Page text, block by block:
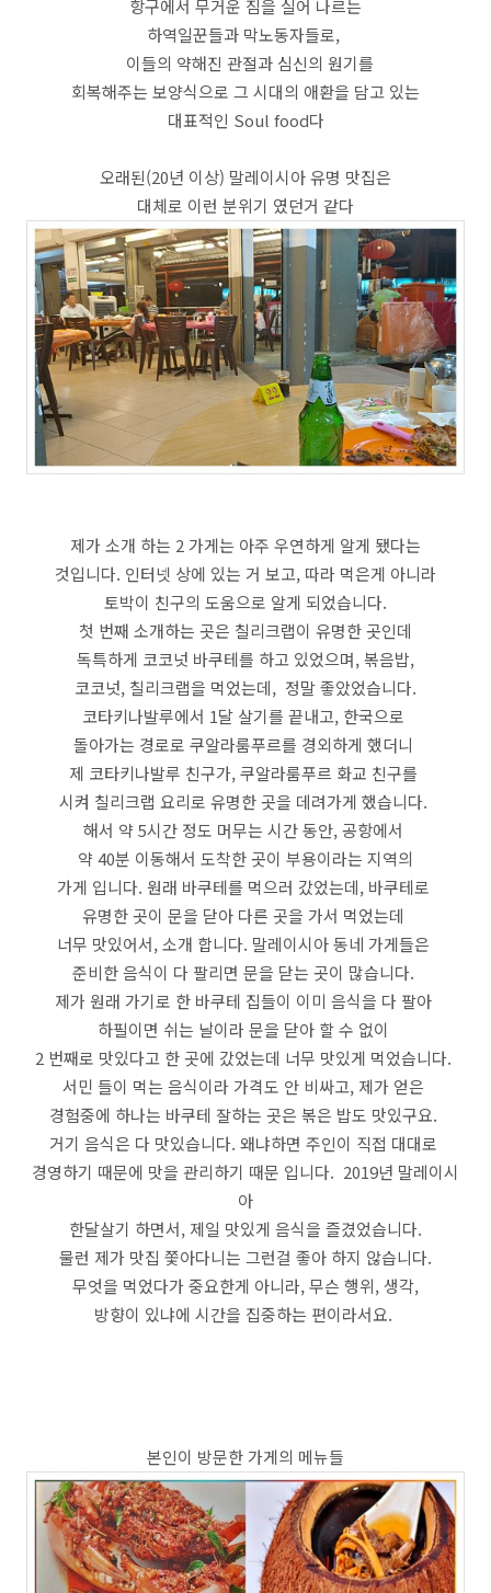
항구에서 무거운 짐을 실어 나르는
하역일꾼들과 막노동자들로,
이들의 약해진 관절과 심신의 원기를
회복해주는 보양식으로 그 시대의 애환을 담고 있는
대표적인 Soul food다
오래된(20년 이상) 말레이시아 유명 맛집은
대체로 이런 분위기 였던거 같다
제가 소개 하는 2 가게는 아주 우연하게 알게 됐다는
것입니다. 인터넷 상에 있는 거 보고, 따라 먹은게 아니라
토박이 친구의 도움으로 알게 되었습니다.
첫 번째 소개하는 곳은 칠리크랩이 유명한 곳인데
독특하게 코코넛 바쿠테를 하고 있었으며, 볶음밥,
코코넛, 칠리크랩을 먹었는데, 정말 좋았었습니다.
코타키나발루에서 1달 살기를 끝내고, 한국으로
돌아가는 경로로 쿠알라룸푸르를 경외하게 했더니
제 코타키나발루 친구가, 쿠알라룸푸르 화교 친구를
시켜 칠리크랩 요리로 유명한 곳을 데려가게 했습니다.
해서 약 5시간 정도 머무는 시간 동안, 공항에서
약 40분 이동해서 도착한 곳이 부용이라는 지역의
가게 입니다. 원래 바쿠테를 먹으러 갔었는데, 바쿠테로
유명한 곳이 문을 닫아 다른 곳을 가서 먹었는데
너무 맛있어서, 소개 합니다. 말레이시아 동네 가게들은
준비한 음식이 다 팔리면 문을 닫는 곳이 많습니다.
제가 원래 가기로 한 바쿠테 집들이 이미 음식을 다 팔아
하필이면 쉬는 날이라 문을 닫아 할 수 없이
2 번째로 맛있다고 한 곳에 갔었는데 너무 맛있게 먹었습니다.
서민 들이 먹는 음식이라 가격도 안 비싸고, 제가 얻은
경험중에 하나는 바쿠테 잘하는 곳은 볶은 밥도 맛있구요.
거기 음식은 다 맛있습니다. 왜냐하면 주인이 직접 대대로
경영하기 때문에 맛을 관리하기 때문 입니다. 2019년 말레이시
아
한달살기 하면서, 제일 맛있게 음식을 즐겼었습니다.
물런 제가 맛집 쫓아다니는 그런걸 좋아 하지 않습니다.
무엇을 먹었다가 중요한게 아니라, 무슨 행위, 생각,
방향이 있냐에 시간을 집중하는 편이라서요.
본인이 방문한 가게의 메뉴들